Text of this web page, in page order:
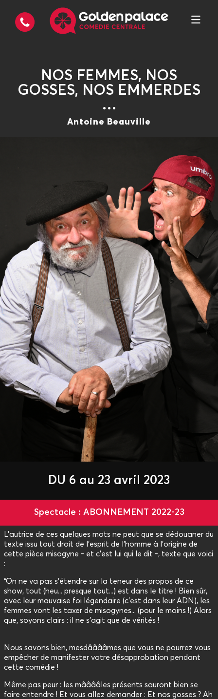
NOS FEMMES, NOS
GOSSES, NOS EMMERDES
…
Antoine Beauville
DU 6 au 23 avril 2023
Spectacle : ABONNEMENT 2022-23
L’autrice de ces quelques mots ne peut que se dédouaner du
texte issu tout droit de l’esprit de l’homme à l’origine de
cette pièce misogyne - et c’est lui qui le dit -, texte que voici
:
“On ne va pas s'étendre sur la teneur des propos de ce
show, tout (heu... presque tout...) est dans le titre ! Bien sûr,
avec leur mauvaise foi légendaire (c'est dans leur ADN), les
femmes vont les taxer de misogynes... (pour le moins !) Alors
que, soyons clairs : il ne s'agit que de vérités !
Nous savons bien, mesdââââmes que vous ne pourrez vous
empêcher de manifester votre désapprobation pendant
cette comédie !
Même pas peur : les mââââles présents sauront bien se
faire entendre ! Et vous allez demander : Et nos gosses ? Ah